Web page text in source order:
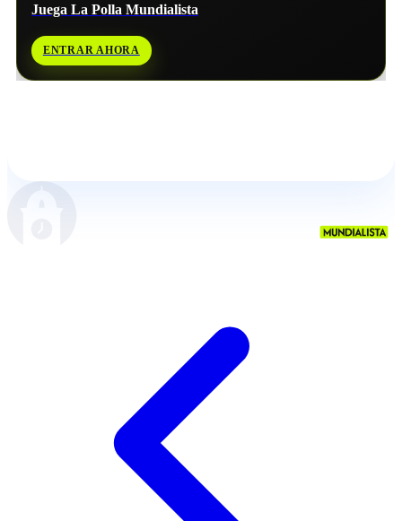
Juega La Polla Mundialista
ENTRAR AHORA